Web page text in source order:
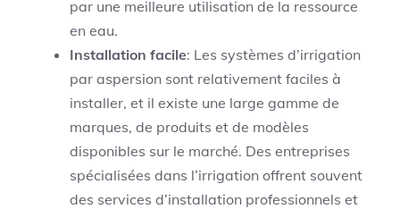
par une meilleure utilisation de la ressource
en eau.
Installation facile: Les systèmes d’irrigation
par aspersion sont relativement faciles à
installer, et il existe une large gamme de
marques, de produits et de modèles
disponibles sur le marché. Des entreprises
spécialisées dans l’irrigation offrent souvent
des services d’installation professionnels et